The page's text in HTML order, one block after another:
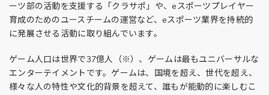
ーツ部の活動を支援する「クラサポ」や、eスポーツプレイヤー
育成のためのユースチームの運営など、eスポーツ業界を持続的
に発展させる活動に取り組んでいます。
ゲーム人口は世界で37億人（※）、ゲームは最もユニバーサルな
エンターテイメントです。ゲームは、国境を超え、世代を超え、
様々な人の特性や文化的背景を超えて、誰もが能動的に楽しむこ